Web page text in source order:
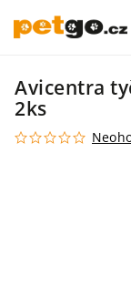
Avicentra
2ks